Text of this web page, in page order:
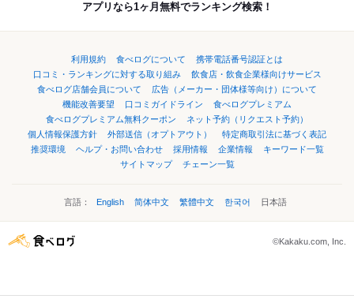
アプリなら1ヶ月無料でランキング検索！
利用規約 食べログについて
携帯電話番号認証とは
口コミ・ランキングに対する取り組み
飲食店・飲食企業様向けサービス
食べログ店舗会員について
広告（メーカー・団体様等向け）について
機能改善要望
口コミガイドライン
食べログプレミアム
食べログプレミアム無料クーポン
ネット予約（リクエスト予約）
個人情報保護方針
外部送信（オプトアウト）
特定商取引法に基づく表記
推奨環境
ヘルプ・お問い合わせ 採用情報 企業情報
キーワード一覧
サイトマップ
チェーン一覧
言語： English 简体中文 繁體中文 한국어 日本語
©Kakaku.com, Inc.